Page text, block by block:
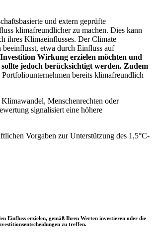
und extern geprüfte
klimafreundlicher zu machen. Dies kann
ihres Klimaeinflusses. Der Climate
etwa durch Einfluss auf
Wirkung erzielen möchten und
jedoch berücksichtigt werden. Zudem
bereits klimafreundlich
Menschenrechten oder
signalisiert eine höhere
Vorgaben zur Unterstützung des 1,5°C-
Einfluss erzielen, gemäß Ihren Werten investieren oder die
zu treffen.